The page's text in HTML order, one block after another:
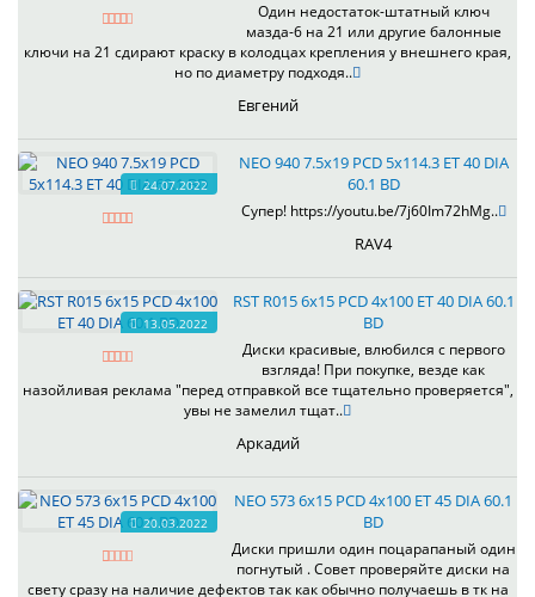
Один недостаток-штатный ключ
мазда-6 на 21 или другие балонные
ключи на 21 сдирают краску в колодцах крепления у внешнего края,
но по диаметру подходя..
Евгений
24.07.2022
NEO 940 7.5x19 PCD 5x114.3 ET 40 DIA
60.1 BD
Супер! https://youtu.be/7j60Im72hMg..
RAV4
13.05.2022
RST R015 6x15 PCD 4x100 ET 40 DIA 60.1
BD
Диски красивые, влюбился с первого
взгляда! При покупке, везде как
назойливая реклама "перед отправкой все тщательно проверяется",
увы не замелил тщат..
Аркадий
20.03.2022
NEO 573 6x15 PCD 4x100 ET 45 DIA 60.1
BD
Диски пришли один поцарапаный один
погнутый . Совет проверяйте диски на
свету сразу на наличие дефектов так как обычно получаешь в тк на